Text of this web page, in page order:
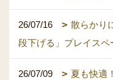
26/07/16
散らかり
段下げる」プレイスペ
26/07/09 夏も快適